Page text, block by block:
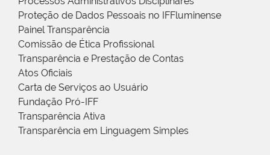
Proteção de Dados Pessoais no IFFluminense
Painel Transparência
Comissão de Ética Profissional
Transparência e Prestação de Contas
Atos Oficiais
Carta de Serviços ao Usuário
Fundação Pró-IFF
Transparência Ativa
Transparência em Linguagem Simples